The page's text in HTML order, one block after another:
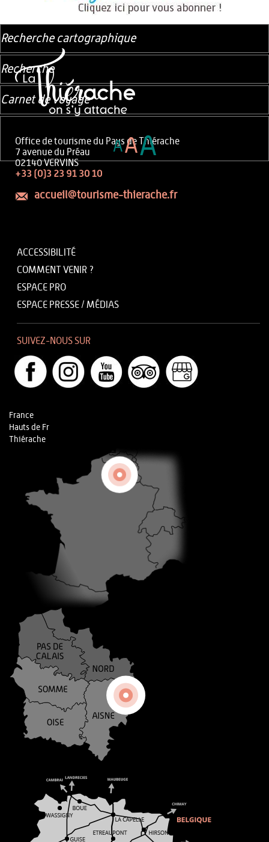
Office de tourisme du Pays de Thiérache
7 avenue du Préau
02140 VERVINS
+33 (0)3 23 91 30 10
accueil@tourisme-thierache.fr
ACCESSIBILITÉ
COMMENT VENIR ?
ESPACE PRO
ESPACE PRESSE / MÉDIAS
SUIVEZ-NOUS SUR
France
Hauts de Fr
Thiérache
Recherche cartographique
Recherche
Carnet de voyage
AAA